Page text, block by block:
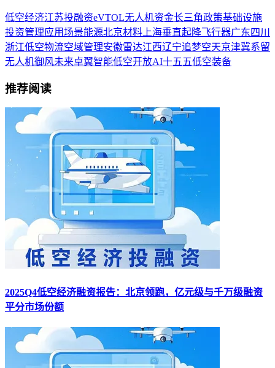
低空经济江苏投融资eVTOL无人机资金长三角政策基础设施
投资管理应用场景能源北京材料 上海垂直起降飞行器广东四川
浙江低空物流空域管理安徽雷达江西辽宁追梦空天京津冀系留
无人机御风未来卓翼智能低空开放AI十五五低空装备
推荐阅读
2025Q4低空经济融资报告：北京领跑，亿元级与千万级融资
平分市场份额